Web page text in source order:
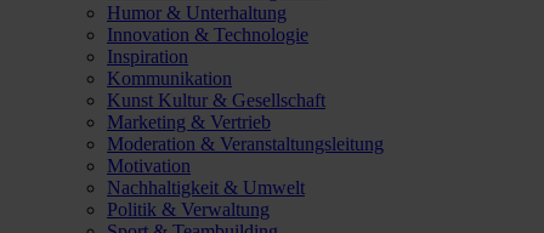
Humor & Unterhaltung
Innovation & Technologie
Inspiration
Kommunikation
Kunst Kultur & Gesellschaft
Marketing & Vertrieb
Moderation & Veranstaltungsleitung
Motivation
Nachhaltigkeit & Umwelt
Politik & Verwaltung